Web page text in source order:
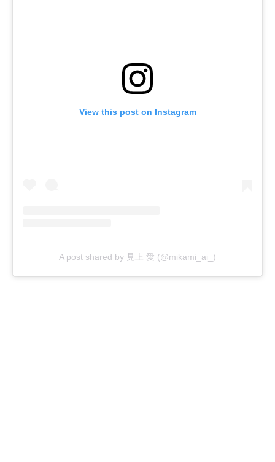
View this post on Instagram
A post shared by 見上 愛 (@mikami_ai_)